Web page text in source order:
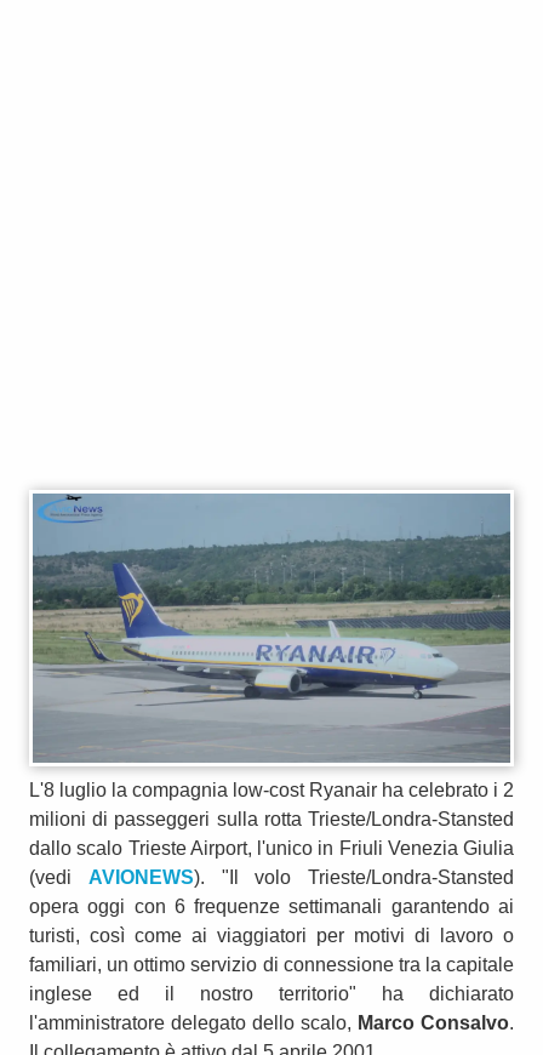
L'8 luglio la compagnia low-cost Ryanair ha celebrato i 2
milioni di passeggeri sulla rotta Trieste/Londra-Stansted
dallo scalo Trieste Airport, l'unico in Friuli Venezia Giulia
(vedi AVIONEWS). "Il volo Trieste/Londra-Stansted
opera oggi con 6 frequenze settimanali garantendo ai
turisti, così come ai viaggiatori per motivi di lavoro o
familiari, un ottimo servizio di connessione tra la capitale
inglese ed il nostro territorio" ha dichiarato
l'amministratore delegato dello scalo, Marco Consalvo.